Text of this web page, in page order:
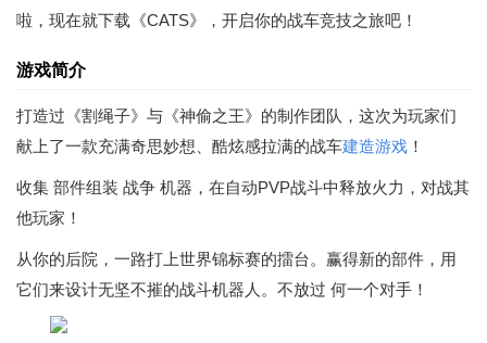
啦，现在就下载《CATS》，开启你的战车竞技之旅吧！
游戏简介
打造过《割绳子》与《神偷之王》的制作团队，这次为玩家们
献上了一款充满奇思妙想、酷炫感拉满的战车建造游戏 ！
收集 部件组装 战争 机器，在自动PVP战斗中释放火力，对战其
他玩家！
从你的后院，一路打上世界锦标赛的擂台。赢得新的部件，用
它们来设计无坚不摧的战斗机器人。不放过 何一个对手！